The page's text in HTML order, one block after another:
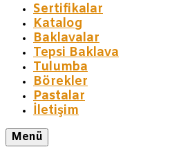
Sertifikalar
Katalog
Baklavalar
Tepsi Baklava
Tulumba
Börekler
Pastalar
İletişim
Menü